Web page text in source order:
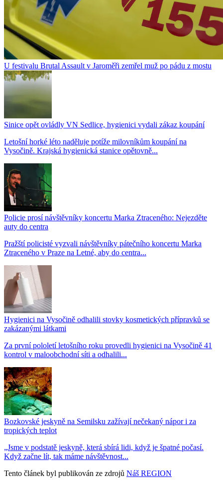
U festivalu Brutal Assault v Jaroměři zemřel muž po pádu z mostu
Sinice opět ovládly VN Sedlice, hygienici vydali zákaz koupání
Letošní horké léto naděluje potíže milovníkům koupání na
Vysočině. Krajská hygienická stanice opětovně...
Policie prosí návštěvníky koncertu Marka Ztraceného: Nejezděte
auty do centra
Pražští policisté vyzvali návštěvníky pátečního koncertu Marka
Ztraceného v Praze na Letné, aby do centra...
Hygienici na Vysočině odhalili stovky kosmetických přípravků se
zakázanými látkami
Za první pololetí letošního roku provedli hygienici na Vysočině 41
kontrol v maloobchodní síti a odhalili...
Bozkovské jeskyně na Semilsku zažívají nečekaný nápor i za
tropických teplot
„Jsme v podstatě jeskyně, která sbírá lidi, když je špatné počasí.
Když začne lít, tak máme návštěvnost...
Tento článek byl publikován ze zdrojů Náš REGION